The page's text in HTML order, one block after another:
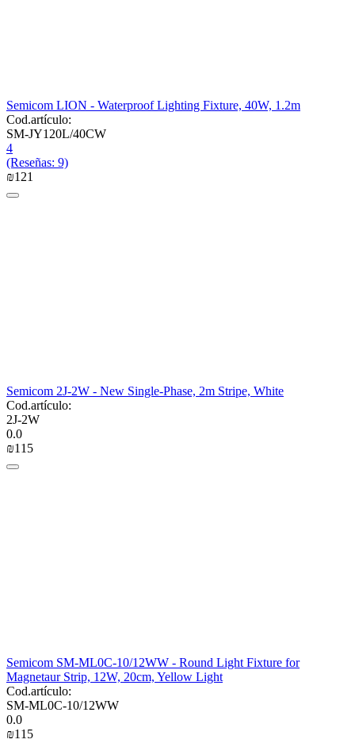
Semicom LION - Waterproof Lighting Fixture, 40W, 1.2m
Cod.artículo:
SM-JY120L/40CW
4
(Reseñas: 9)
₪‍121‍
Semicom 2J-2W - New Single-Phase, 2m Stripe, White
Cod.artículo:
2J-2W
0.0
₪‍115‍
​Semicom SM-ML0C-10/12WW - Round Light Fixture for
Magnetaur Strip, 12W, 20cm, Yellow Light
Cod.artículo:
SM-ML0C-10/12WW
0.0
₪‍115‍